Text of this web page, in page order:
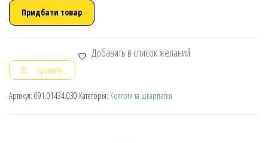
Придбати товар
Добавить в список желаний
Сравнить
Артикул: 091.01434.030 Категорія: Колготи та шкарпетки